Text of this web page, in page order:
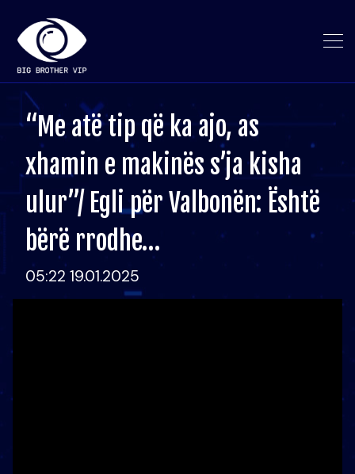
“Me atë tip që ka ajo, as
xhamin e makinës s’ja kisha
ulur”/ Egli për Valbonën: Është
bërë rrodhe…
05:22 19.01.2025